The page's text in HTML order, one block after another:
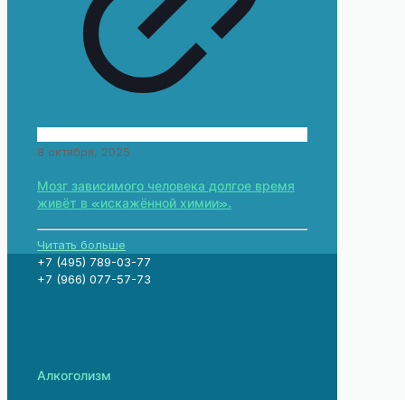
8 октября, 2025
Мозг зависимого человека долгое время
живёт в «искажённой химии».
Читать больше
+7 (495) 789-03-77
+7 (966) 077-57-73
Алкоголизм